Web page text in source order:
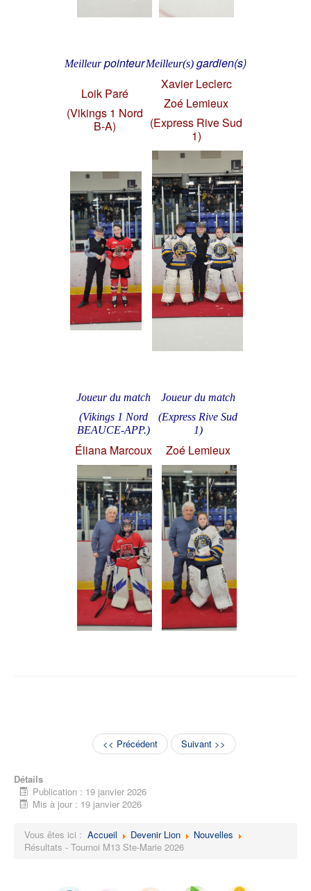
MeilleurpointeurMeilleur(s) gardien(s)
Loik Paré
(Vikings 1 Nord
B-A)
Xavier Leclerc
Zoé Lemieux
(Express Rive Sud
1)
Joueur du match
(Vikings 1 Nord
BEAUCE-APP.)
Joueur du match
(Express Rive Sud
1)
Éliana Marcoux Zoé Lemieux
<< Précédent Suivant >>
Détails
Publication : 19 janvier 2026
Mis à jour : 19 janvier 2026
Vous êtes ici : Accueil Devenir Lion
Nouvelles
Résultats - Tournoi M13 Ste-Marie 2026